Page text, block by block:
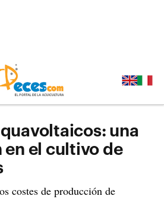
principal
una
en el cultivo de
costes de producción de